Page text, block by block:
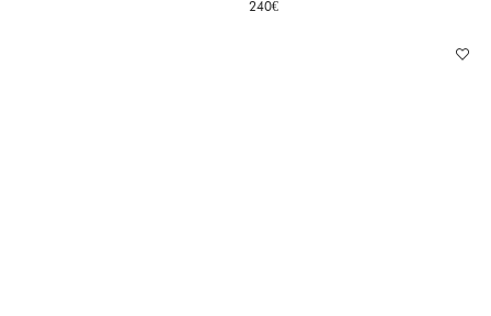
240€